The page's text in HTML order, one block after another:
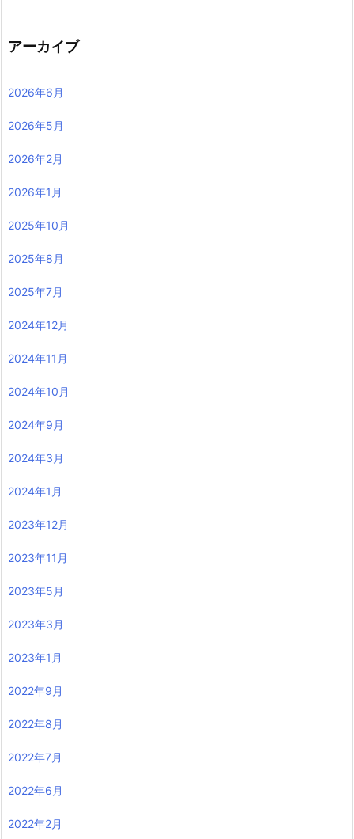
アーカイブ
2026年6月
2026年5月
2026年2月
2026年1月
2025年10月
2025年8月
2025年7月
2024年12月
2024年11月
2024年10月
2024年9月
2024年3月
2024年1月
2023年12月
2023年11月
2023年5月
2023年3月
2023年1月
2022年9月
2022年8月
2022年7月
2022年6月
2022年2月